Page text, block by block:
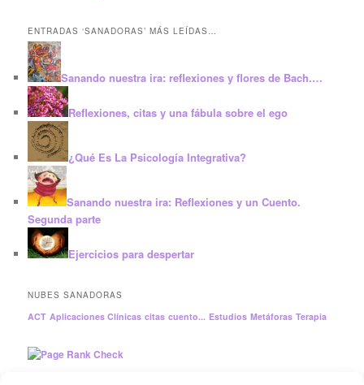
ENTRADAS ‘SANADORAS’ MÁS LEÍDAS…
Sanando nuestra ira: reflexiones y flores de Bach.…
Reflexiones, citas y una fábula sobre el ego
¿Qué Es La Psicología Integrativa?
Sanando nuestra ira: Reflexiones y un Cuento.
Segunda parte
Ejercicios para despertar
NUBES SANADORAS
ACT Aplicaciones Clínicas citas cuento... Estudios Metáforas Terapia